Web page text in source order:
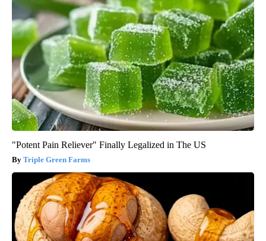
"Potent Pain Reliever" Finally Legalized in The US
Triple Green Farms